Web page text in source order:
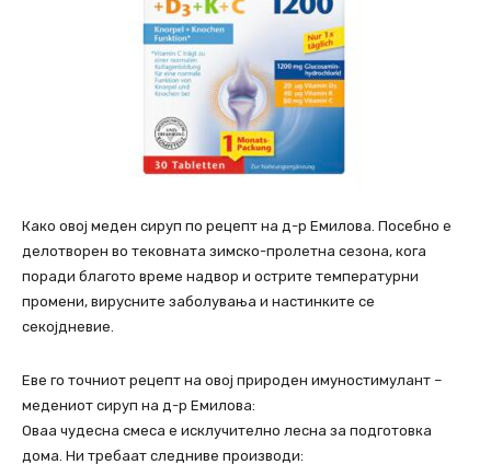
Како овој меден сируп по рецепт на д-р Емилова. Посебно е
делотворен во тековната зимско-пролетна сезона, кога
поради благото време надвор и острите температурни
промени, вирусните заболувања и настинките се
секојдневие.
Еве го точниот рецепт на овој природен имуностимулант –
медениот сируп на д-р Емилова:
Оваа чудесна смеса е исклучително лесна за подготовка
дома. Ни требаат следниве производи: